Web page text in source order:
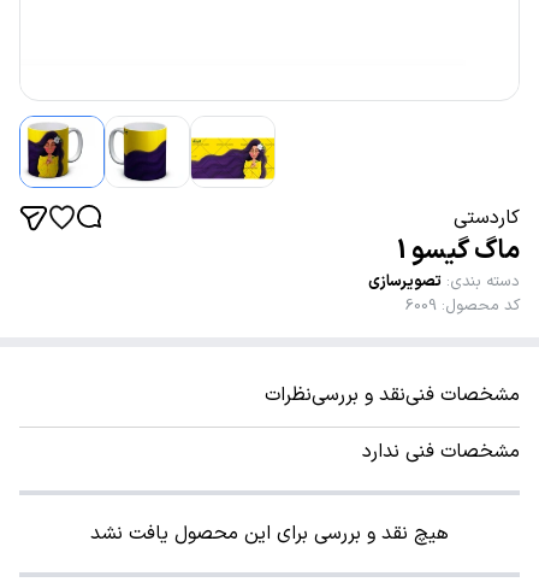
کاردستی
ماگ گیسو 1
دسته بندی: تصویرسازی
کد محصول:
6009
مشخصات فنینقد و بررسینظرات
مشخصات فنی ندارد
هیچ نقد و بررسی برای این محصول یافت نشد